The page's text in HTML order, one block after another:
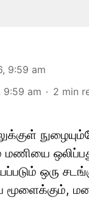
9:59 am
9:59 am 2 min
மணியை
ஒரு
மூளைக்கும்,